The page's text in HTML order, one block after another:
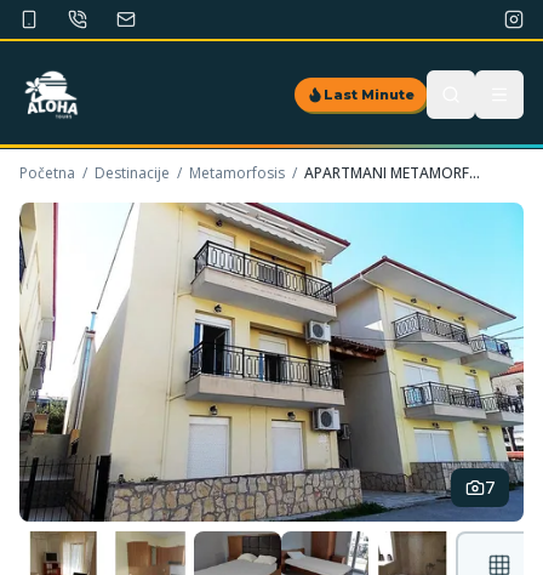
Last Minute
Početna / Destinacije / Metamorfosis / APARTMANI METAMORFOSIS 2
7